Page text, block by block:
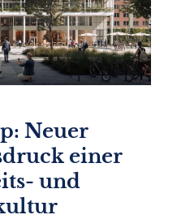
Neuer
einer
und